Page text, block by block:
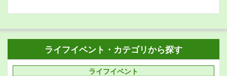
ライフイベント・カテゴリから探す
ライフイベント